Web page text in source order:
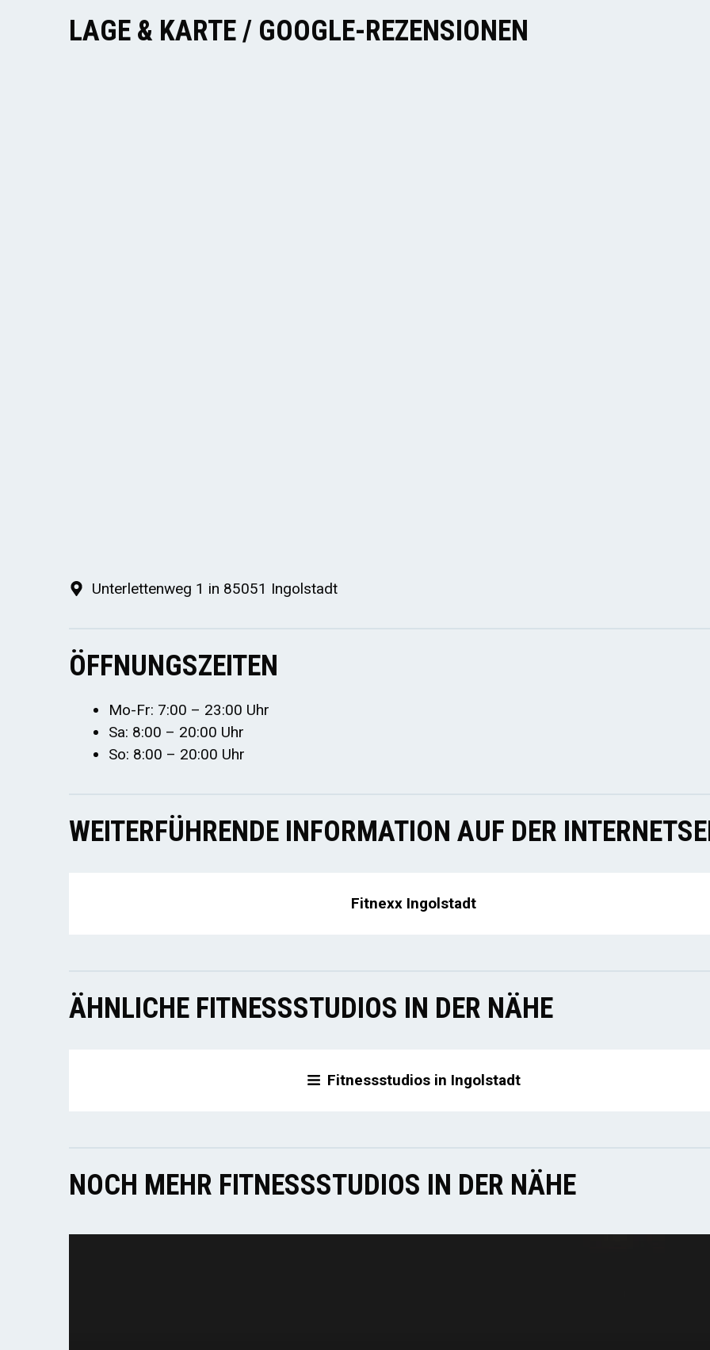
LAGE & KARTE / GOOGLE-REZENSIONEN
Unterlettenweg 1 in 85051 Ingolstadt
ÖFFNUNGSZEITEN
Mo-Fr: 7:00 – 23:00 Uhr
Sa: 8:00 – 20:00 Uhr
So: 8:00 – 20:00 Uhr
WEITERFÜHRENDE INFORMATION AUF DER
Fitnexx Ingolstadt
ÄHNLICHE FITNESSSTUDIOS IN DER NÄHE
Fitnessstudios in Ingolstadt
NOCH MEHR FITNESSSTUDIOS IN DER NÄHE